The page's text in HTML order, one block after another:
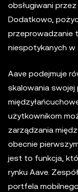
obsługiwani
Dodatkowo,
przeprowadzanie
niespotykanych w
Aave podejmuje
skalowania
użytkownikom
zarządzania
obecnie
jest to funkcja,
rynku Aave.
portfela